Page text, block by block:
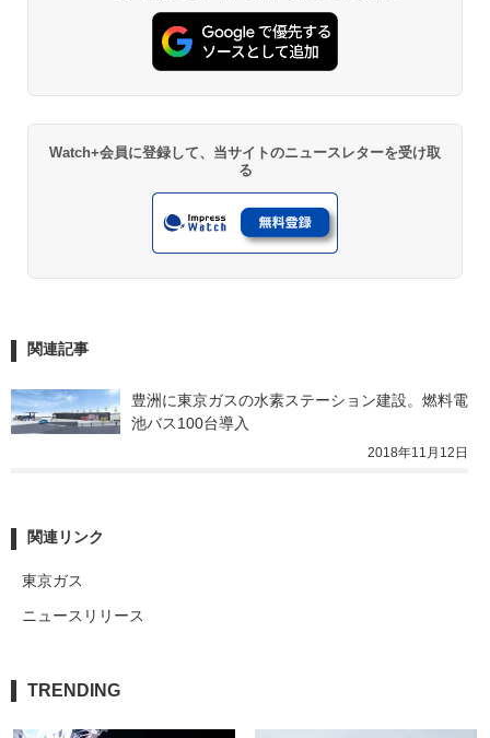
Watch+会員に登録して、当サイトのニュースレターを受け取
る
関連記事
豊洲に東京ガスの水素ステーション建設。燃料電
池バス100台導入
2018年11月12日
関連リンク
東京ガス
ニュースリリース
TRENDING